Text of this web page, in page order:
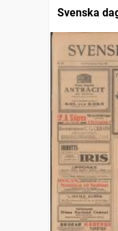
Svenska